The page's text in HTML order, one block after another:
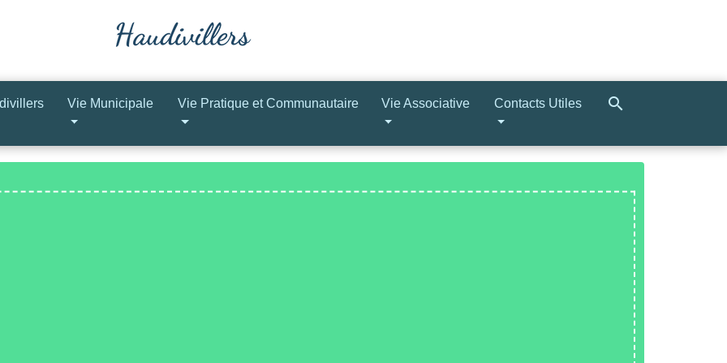
Vie Municipale Vie Pratique et Communautaire Vie Associative Contacts Utiles search